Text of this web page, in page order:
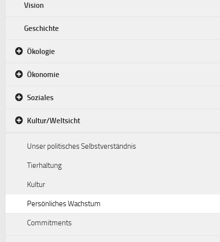
Vision
Geschichte
Ökologie
Ökonomie
Soziales
Kultur/Weltsicht
Unser politisches Selbstverständnis
Tierhaltung
Kultur
Persönliches Wachstum
Commitments